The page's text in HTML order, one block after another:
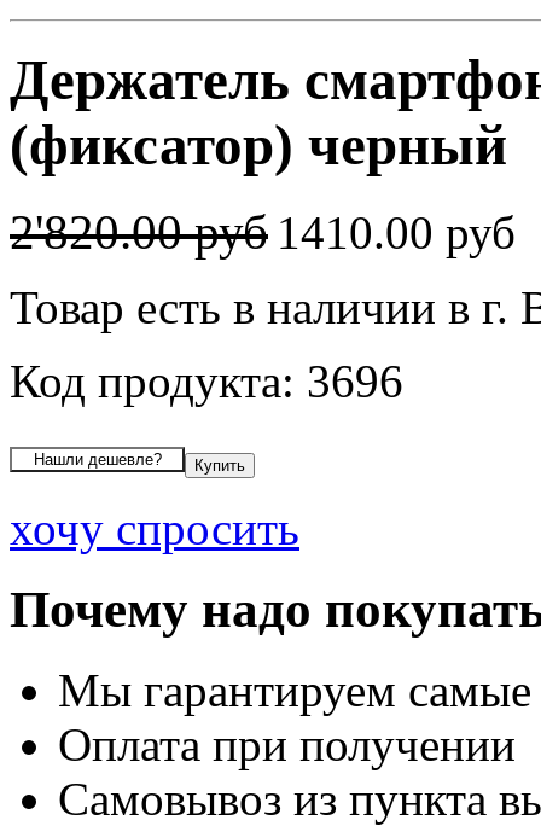
Держатель
(фиксатор) черный
2'820.00 руб 1410.00 руб
Товар есть в наличии в г.
Код продукта: 3696
хочу спросить
Почему надо
Мы гарантируем
Оплата при получении
Самовывоз из пункта